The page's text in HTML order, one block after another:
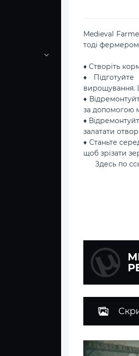
Medieval
тоді
♦ Створіть
♦ Підготуйте
вирощування.
♦
за допомогою
♦
залатати
♦ Станьте
щоб зрізати
Здесь по